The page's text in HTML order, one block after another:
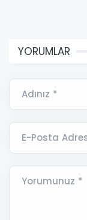
YORUMLAR
Adınız *
E-Posta
Yorumunuz *